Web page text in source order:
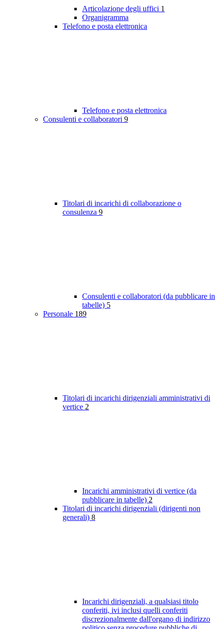
Articolazione degli uffici 1
Organigramma
Telefono e posta elettronica
Telefono e posta elettronica
Consulenti e collaboratori 9
Titolari di incarichi di collaborazione o
consulenza 9
Consulenti e collaboratori (da pubblicare in
tabelle) 5
Personale 189
Titolari di incarichi dirigenziali amministrativi di
vertice 2
Incarichi amministrativi di vertice (da
pubblicare in tabelle) 2
Titolari di incarichi dirigenziali (dirigenti non
generali) 8
Incarichi dirigenziali, a qualsiasi titolo
conferiti, ivi inclusi quelli conferiti
discrezionalmente dall'organo di indirizzo